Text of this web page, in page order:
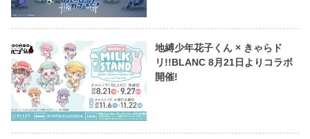
地縛少年花子くん × きゃらド
リ!!BLANC 8月21日よりコラボ
開催!